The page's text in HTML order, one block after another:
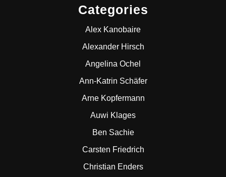
Categories
Alex Kanobaire
Alexander Hirsch
Angelina Ochel
Ann-Katrin Schäfer
Arne Kopfermann
Auwi Klages
Ben Sachie
Carsten Friedrich
Christian Enders